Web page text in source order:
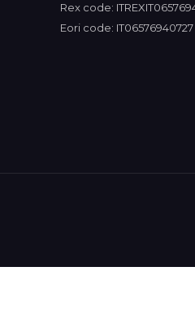
Rex code:
Eori code: IT06576940727